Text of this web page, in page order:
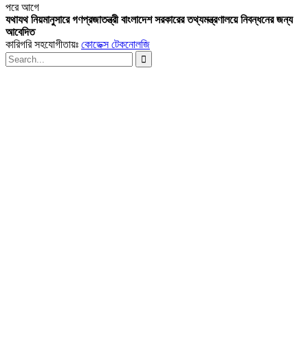
পরেআগে
যথাযথ নিয়মানুসারে গণপ্রজাতন্ত্রী বাংলাদেশ সরকারের তথ্যমন্ত্রণালয়ে নিবন্ধনের জন্য
আবেদিত
কারিগরি সহযোগীতায়ঃ কোডেক্স টেকনোলজি